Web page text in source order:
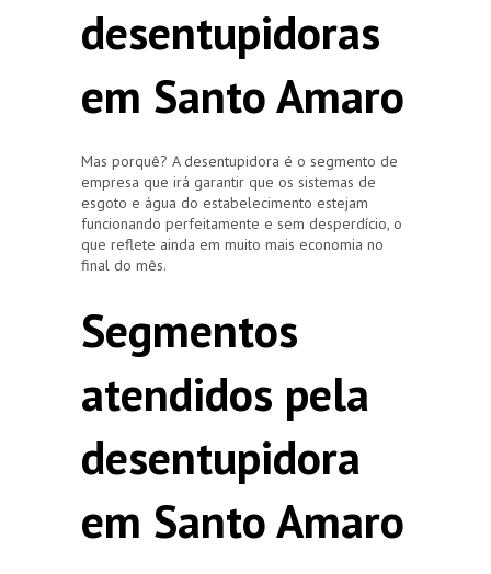
desentupidoras
em Santo Amaro
Mas porquê? A desentupidora é o segmento de
empresa que irá garantir que os sistemas de
esgoto e água do estabelecimento estejam
funcionando perfeitamente e sem desperdício, o
que reflete ainda em muito mais economia no
final do mês.
Segmentos
atendidos pela
desentupidora
em Santo Amaro